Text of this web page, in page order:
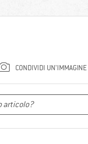
CONDIVIDI UN'IMMAGINE